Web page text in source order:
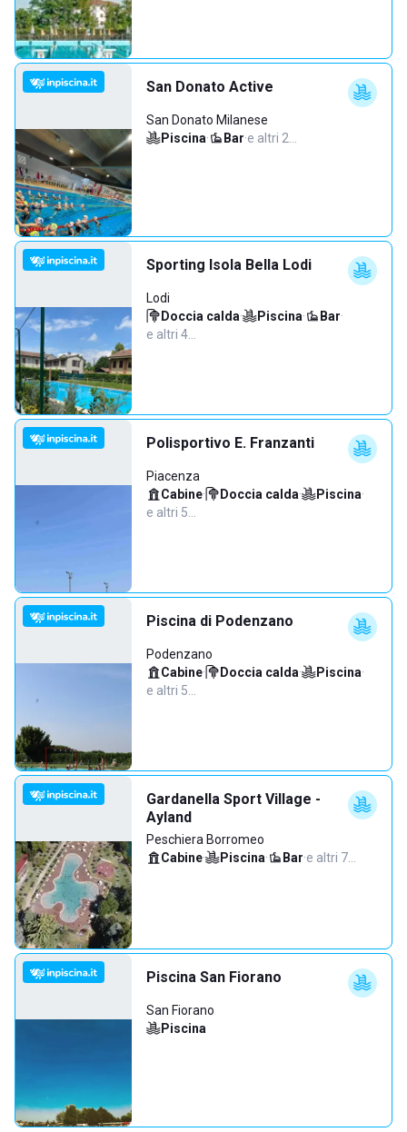
San Donato Active
San Donato Milanese
Piscina· Bar·e altri 2…
Sporting Isola Bella Lodi
Lodi
Doccia calda· Piscina· Bar·
e altri 4…
Polisportivo E. Franzanti
Piacenza
Cabine· Doccia calda· Piscina·
e altri 5…
Piscina di Podenzano
Podenzano
Cabine· Doccia calda· Piscina·
e altri 5…
Gardanella Sport Village -
Ayland
Peschiera Borromeo
Cabine· Piscina· Bar·e altri 7…
Piscina San Fiorano
San Fiorano
Piscina